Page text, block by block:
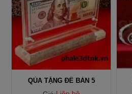
QÙA TẶNG ĐỂ BÀN 5